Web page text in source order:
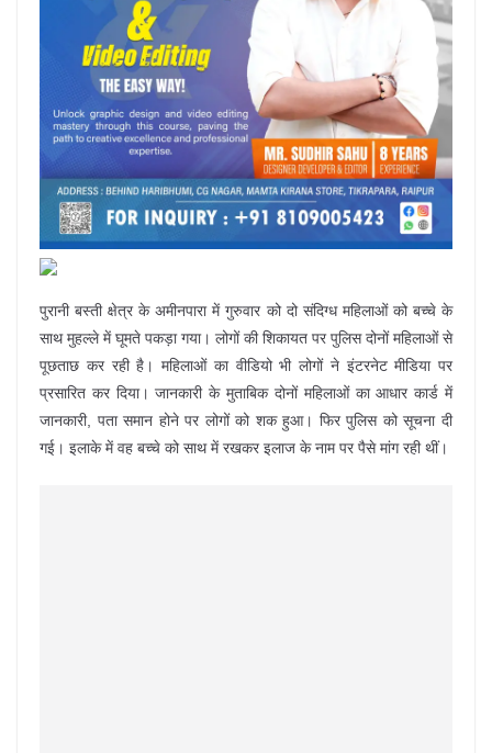
पुरानी बस्ती क्षेत्र के अमीनपारा में गुरुवार को दो संदिग्ध महिलाओं को बच्चे के
साथ मुहल्ले में घूमते पकड़ा गया। लोगों की शिकायत पर पुलिस दोनों महिलाओं से
पूछताछ कर रही है। महिलाओं का वीडियो भी लोगों ने इंटरनेट मीडिया पर
प्रसारित कर दिया। जानकारी के मुताबिक दोनों महिलाओं का आधार कार्ड में
जानकारी, पता समान होने पर लोगों को शक हुआ। फिर पुलिस को सूचना दी
गई। इलाके में वह बच्चे को साथ में रखकर इलाज के नाम पर पैसे मांग रही थीं।